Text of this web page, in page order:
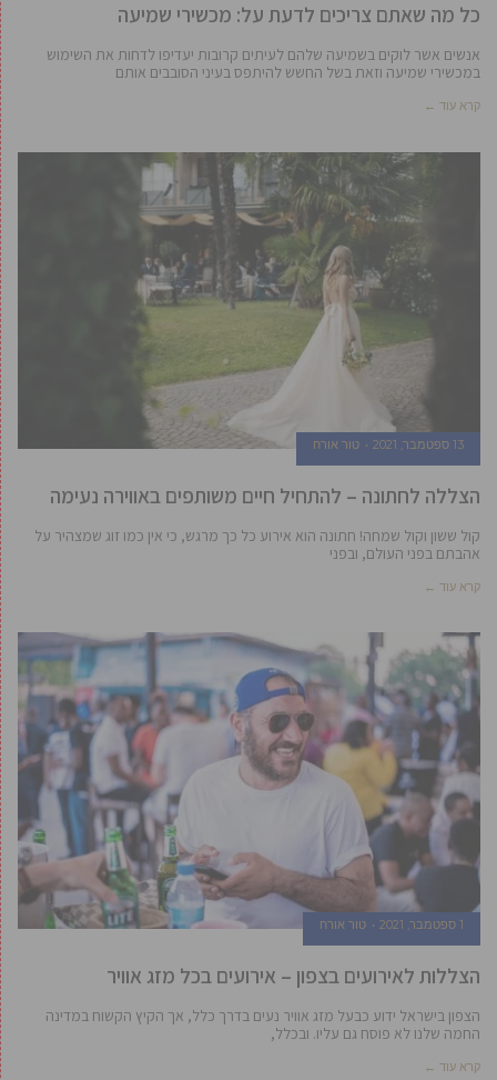
כל מה שאתם צריכים לדעת על: מכשירי שמיעה
אנשים אשר לוקים בשמיעה שלהם לעיתים קרובות יעדיפו לדחות את השימוש
במכשירי שמיעה וזאת בשל החשש להיתפס בעיני הסובבים אותם
קרא עוד ←
13 ספטמבר, 2021 טור אורח
הצללה לחתונה – להתחיל חיים משותפים באווירה נעימה
קול ששון וקול שמחה! חתונה הוא אירוע כל כך מרגש, כי אין כמו זוג שמצהיר על
אהבתם בפני העולם, ובפני
קרא עוד ←
1 ספטמבר, 2021 טור אורח
הצללות לאירועים בצפון – אירועים בכל מזג אוויר
הצפון בישראל ידוע כבעל מזג אוויר נעים בדרך כלל, אך הקיץ הקשוח במדינה
החמה שלנו לא פוסח גם עליו. ובכלל,
קרא עוד ←